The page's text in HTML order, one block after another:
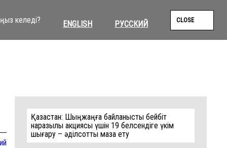
келеді? ENGLISH РУССКИЙ CLOSE
Қазақстан: Шыңжаңға байланысты бейбіт
наразылық акциясы үшін 19 белсендіге үкім
шығару – әділсотты мазақ ету